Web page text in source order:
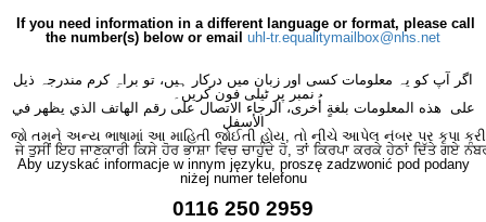
If you need information in a different language or format, please call
the number(s) below or email uhl-tr.equalitymailbox@nhs.net
اگر آپ کو یہ معلومات کسی اور زبان میں درکار ہیں، تو براہِ کرم مندرجہ ذیل
نمبر پر ٹیلی فون کریں۔
على هذه المعلومات بلغةٍ أُخرى، الرجاء الاتصال على رقم الهاتف الذي يظهر في
الأسفل
જો તમને અન્ય ભાષામાં આ માહિતી જોઈતી હોય, તો નીચે આપેલ નંબર પર કૃપા કરી
ਜੇ ਤੁਸੀਂ ਇਹ ਜਾਣਕਾਰੀ ਕਿਸੇ ਹੋਰ ਭਾਸ਼ਾ ਵਿਚ ਚਾਹੁੰਦੇ ਹੋ, ਤਾਂ ਕਿਰਪਾ ਕਰਕੇ ਹੇਠਾਂ ਦਿੱਤੇ ਗਏ
Aby uzyskać informacje w innym języku, proszę zadzwonić pod podany
niżej numer telefonu
0116 250 2959